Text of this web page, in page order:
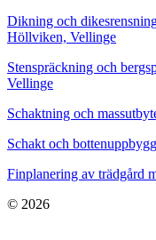
Dikning och
Höllviken, Vellinge
Stenspräckning och
Vellinge
Schaktning och
Schakt och
Finplanering av trädgård
© 2026